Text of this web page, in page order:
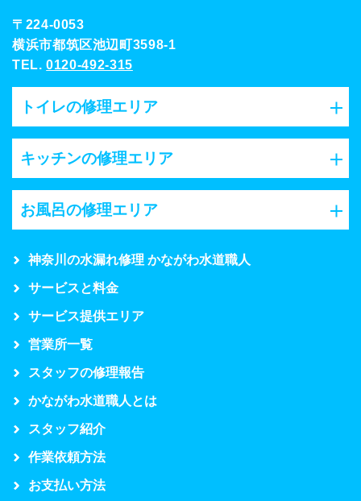
〒224-0053
横浜市都筑区池辺町3598-1
TEL.0120-492-315
トイレの修理エリア
キッチンの修理エリア
お風呂の修理エリア
神奈川の水漏れ修理 かながわ水道職人
サービスと料金
サービス提供エリア
営業所一覧
スタッフの修理報告
かながわ水道職人とは
スタッフ紹介
作業依頼方法
お支払い方法